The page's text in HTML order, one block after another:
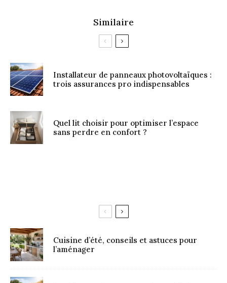
Similaire
Installateur de panneaux photovoltaïques :
trois assurances pro indispensables
Quel lit choisir pour optimiser l’espace
sans perdre en confort ?
Cuisine d’été, conseils et astuces pour
l’aménager